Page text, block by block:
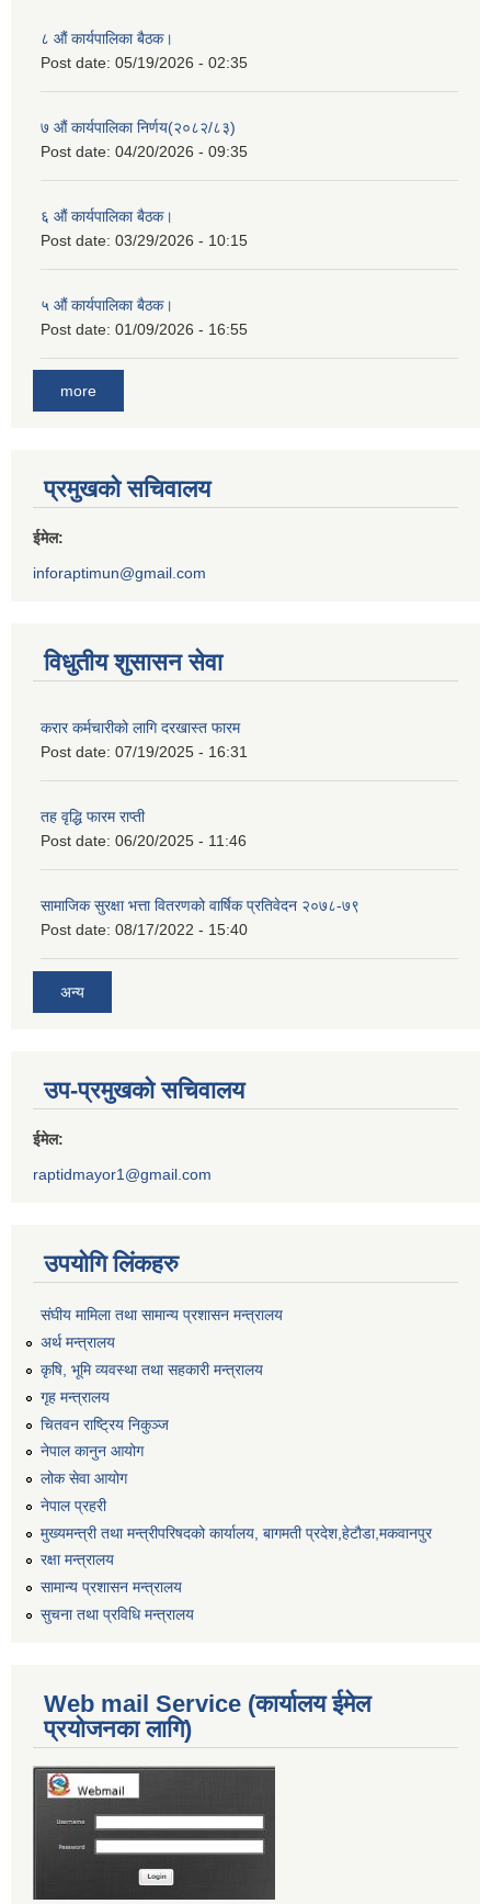
८ औं कार्यपालिका बैठक।
Post date: 05/19/2026 - 02:35
७ औं कार्यपालिका निर्णय(२०८२/८३)
Post date: 04/20/2026 - 09:35
६ औं कार्यपालिका बैठक।
Post date: 03/29/2026 - 10:15
५ औं कार्यपालिका बैठक।
Post date: 01/09/2026 - 16:55
more
प्रमुखको सचिवालय
ईमेल:
inforaptimun@gmail.com
विधुतीय शुसासन सेवा
करार कर्मचारीको लागि दरखास्त फारम
Post date: 07/19/2025 - 16:31
तह वृद्धि फारम राप्ती
Post date: 06/20/2025 - 11:46
सामाजिक सुरक्षा भत्ता वितरणको वार्षिक प्रतिवेदन २०७८-७९
Post date: 08/17/2022 - 15:40
अन्य
उप-प्रमुखको सचिवालय
ईमेल:
raptidmayor1@gmail.com
उपयोगि लिंकहरु
संघीय मामिला तथा सामान्य प्रशासन मन्त्रालय
अर्थ मन्त्रालय
कृषि, भूमि व्यवस्था तथा सहकारी मन्त्रालय
गृह मन्त्रालय
चितवन राष्ट्रिय निकुञ्ज
नेपाल कानुन आयोग
लोक सेवा आयोग
नेपाल प्रहरी
मुख्यमन्त्री तथा मन्त्रीपरिषदको कार्यालय, बागमती प्रदेश,हेटाैडा,मकवानपुर
रक्षा मन्त्रालय
सामान्य प्रशासन मन्त्रालय
सुचना तथा प्रविधि मन्त्रालय
Web mail Service (कार्यालय ईमेल
प्रयोजनका लागि)